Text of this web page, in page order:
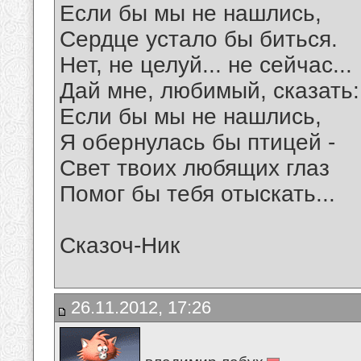
Если бы мы не нашлись,
Сердце устало бы биться.
Нет, не целуй... не сейчас...
Дай мне, любимый, сказать:
Если бы мы не нашлись,
Я обернулась бы птицей -
Свет твоих любящих глаз
Помог бы тебя отыскать...
Сказоч-Ник
26.11.2012, 17:26